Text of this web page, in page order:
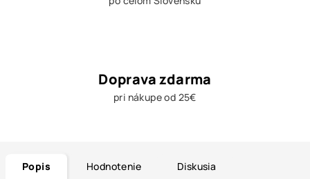
Doprava zdarma
pri nákupe od 25€
Popis Hodnotenie Diskusia